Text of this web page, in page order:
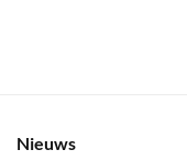
Nieuws